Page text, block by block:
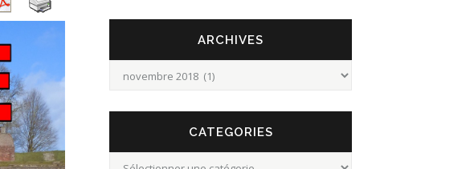
ARCHIVES
CATEGORIES
Categories